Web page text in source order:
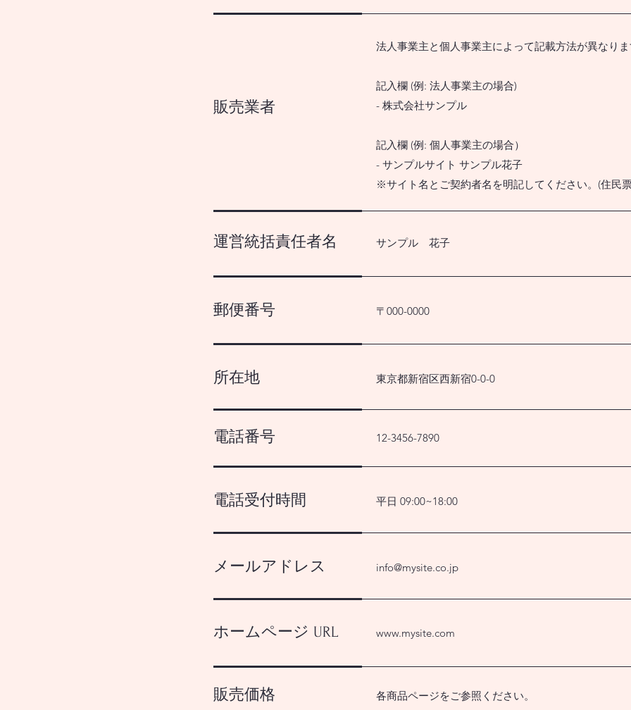
販売業者
運営統括責任者名
郵便番号
所在地
電話番号
電話受付時間
メールアドレス
ホームページ URL
販売価格
法人事業主と個人事業主によって記載方法が異なり
記入欄 (例: 法人事業主の場合)
- 株式会社サンプル
記入欄 (例: 個人事業主の場合）
- サンプルサイト サンプル花子
※サイト名とご契約者名を明記してください。(住民
サンプル 花子
〒000-0000
東京都新宿区西新宿0-0-0
12-3456-7890
平日 09:00~18:00
info@mysite.co.jp
www.mysite.com
各商品ページをご参照ください。